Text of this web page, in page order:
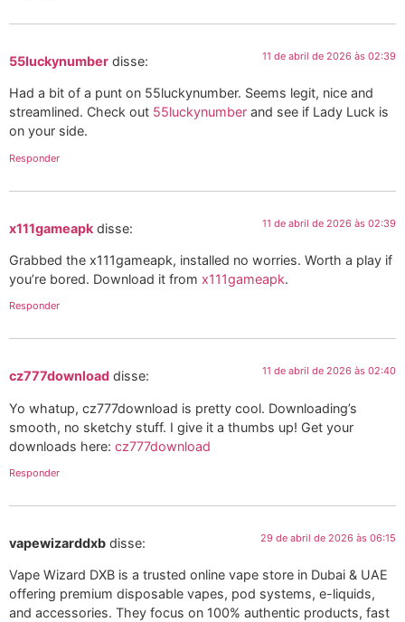
55luckynumber disse: 11 de abril de 2026 às 02:39
Had a bit of a punt on 55luckynumber. Seems legit, nice and
streamlined. Check out 55luckynumber and see if Lady Luck is
on your side.
Responder
x111gameapk disse: 11 de abril de 2026 às 02:39
Grabbed the x111gameapk, installed no worries. Worth a play if
you’re bored. Download it from x111gameapk.
Responder
cz777download disse: 11 de abril de 2026 às 02:40
Yo whatup, cz777download is pretty cool. Downloading’s
smooth, no sketchy stuff. I give it a thumbs up! Get your
downloads here: cz777download
Responder
vapewizarddxb disse: 29 de abril de 2026 às 06:15
Vape Wizard DXB is a trusted online vape store in Dubai & UAE
offering premium disposable vapes, pod systems, e-liquids,
and accessories. They focus on 100% authentic products, fast